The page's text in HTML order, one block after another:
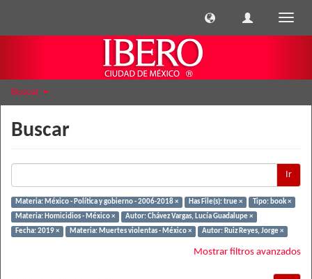
Buscar
Buscar
Ir
Materia: México - Política y gobierno - 2006-2018 × Has File(s): true ×
Tipo: book ×
Materia: Homicidios - México ×
Autor: Chávez Vargas, Lucía Guadalupe ×
Fecha: 2019 ×
Materia: Muertes violentas - México × Autor: Ruiz Reyes, Jorge ×
Mostrar filtros avanzados